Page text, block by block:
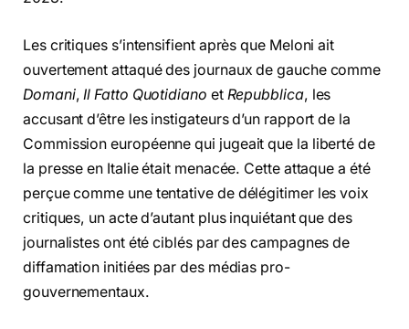
Les critiques s’intensifient après que Meloni ait
ouvertement attaqué des journaux de gauche comme
Domani,Il Fatto Quotidiano et Repubblica, les
accusant d’être les instigateurs d’un rapport de la
Commission européenne qui jugeait que la liberté de
la presse en Italie était menacée. Cette attaque a été
perçue comme une tentative de délégitimer les voix
critiques, un acte d’autant plus inquiétant que des
journalistes ont été ciblés par des campagnes de
diffamation initiées par des médias pro-
gouvernementaux.